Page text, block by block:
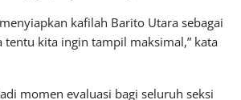
kafilah Barito Utara sebagai
tentu kita ingin tampil maksimal,” kata
momen evaluasi bagi seluruh seksi